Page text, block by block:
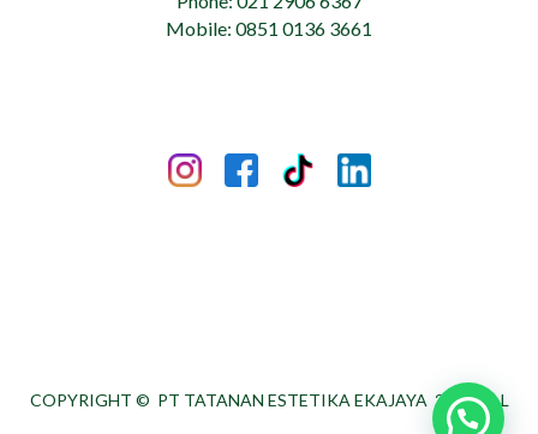
Mobile: 0851 0136 3661
COPYRIGHT © PT TATANAN ESTETIKA EKAJAYA 2026. ALL